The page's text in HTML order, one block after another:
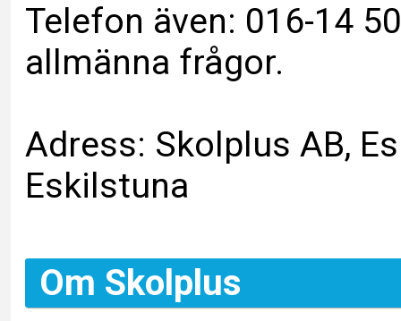
Telefon även: 016-14
allmänna frågor.
Adress: Skolplus AB,
Eskilstuna
Om Skolplus